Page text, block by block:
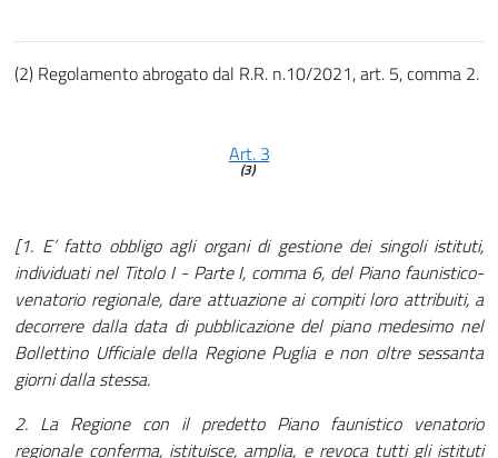
(2) Regolamento abrogato dal R.R. n.10/2021, art. 5, comma 2.
Art. 3
(3)
[1. E’ fatto obbligo agli organi di gestione dei singoli istituti,
individuati nel Titolo I - Parte I, comma 6, del Piano faunistico-
venatorio regionale, dare attuazione ai compiti loro attribuiti, a
decorrere dalla data di pubblicazione del piano medesimo nel
Bollettino Ufficiale della Regione Puglia e non oltre sessanta
giorni dalla stessa.
2. La Regione con il predetto Piano faunistico venatorio
regionale conferma, istituisce, amplia, e revoca tutti gli istituti